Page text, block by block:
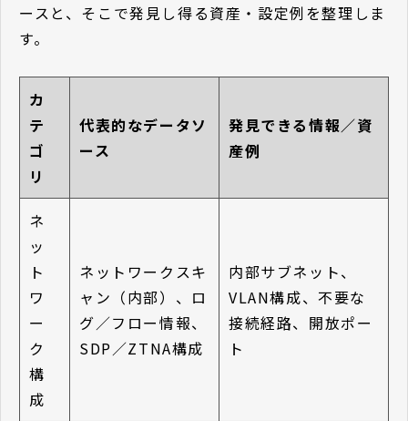
ースと、そこで発見し得る資産・設定例を整理しま
す。
カ
テ
ゴ
リ
代表的なデータソ
ース
発見できる情報／資
産例
ネ
ッ
ト
ワ
ー
ク
構
成
ネットワークスキ
ャン（内部）、ロ
グ／フロー情報、
SDP／ZTNA構成
内部サブネット、
VLAN構成、不要な
接続経路、開放ポー
ト